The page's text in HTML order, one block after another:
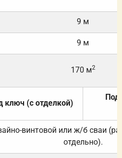
9 м
9 м
170 м2
ключ (с отделкой)
Под
винтовой или ж/б сваи
отдельно).